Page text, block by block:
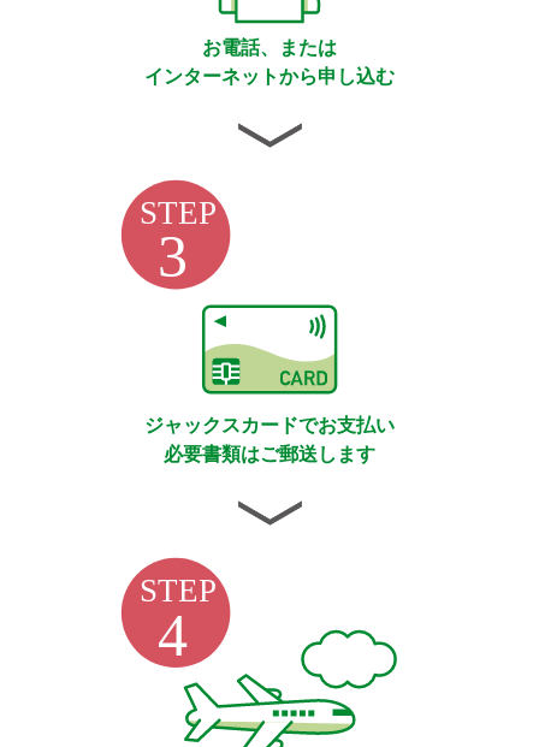
お電話、または
インターネットから申し込む
ジャックスカードでお支払い
必要書類はご郵送します